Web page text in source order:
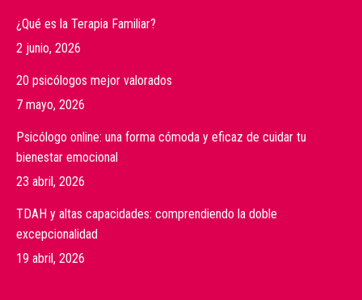
¿Qué es la Terapia Familiar?
2 junio, 2026
20 psicólogos mejor valorados
7 mayo, 2026
Psicólogo online: una forma cómoda y eficaz de cuidar tu
bienestar emocional
23 abril, 2026
TDAH y altas capacidades: comprendiendo la doble
excepcionalidad
19 abril, 2026